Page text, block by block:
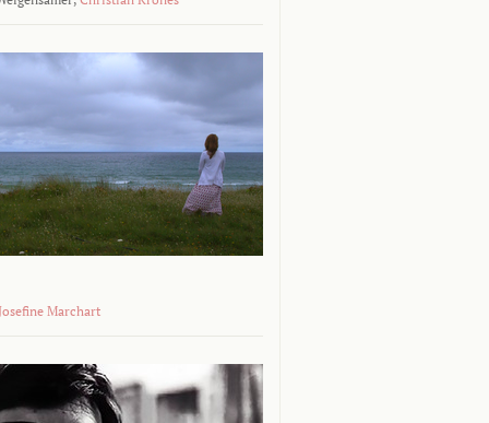
Marchart